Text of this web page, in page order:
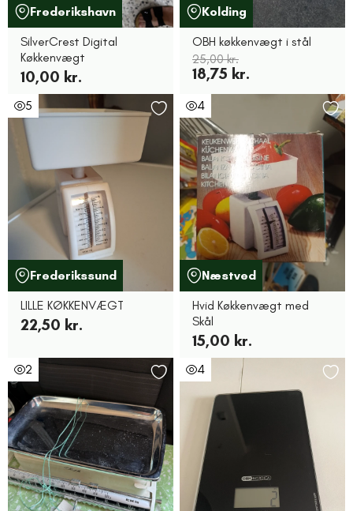
Frederikshavn
SilverCrest Digital
Køkkenvægt
10,00 kr.
Kolding
OBH køkkenvægt i stål
25,00 kr.
18,75 kr.
5
Frederikssund
LILLE KØKKENVÆGT
22,50 kr.
4
Næstved
Hvid Køkkenvægt med
Skål
15,00 kr.
2 4